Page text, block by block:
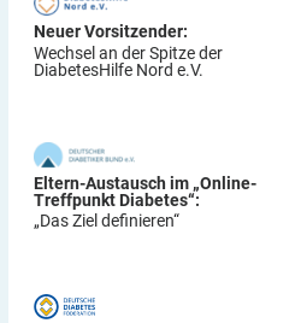
Neuer Vorsitzender:
Wechsel an der Spitze der
DiabetesHilfe Nord e.V.
Eltern-Austausch im „Online-
Treffpunkt Diabetes“:
„Das Ziel definieren“